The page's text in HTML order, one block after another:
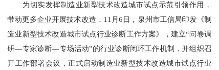
为切实发挥制造业新型技术改造城市试点示范引领作用，
带动更多企业开展技术改造，11月6日，泉州市工信局印发《制
造业新型技术改造城市试点行业诊断工作方案》，建立“问卷调
研—专家诊断—专场活动”的行业诊断闭环工作机制，并组织召
开工作部署会议，正式启动制造业新型技术改造城市试点行业